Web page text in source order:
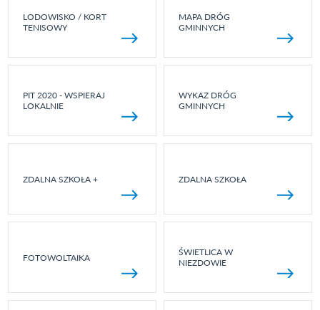
LODOWISKO / KORT
TENISOWY
MAPA DRÓG
GMINNYCH
PIT 2020 - WSPIERAJ
LOKALNIE
WYKAZ DRÓG
GMINNYCH
ZDALNA SZKOŁA + ZDALNA SZKOŁA
FOTOWOLTAIKA
ŚWIETLICA W
NIEZDOWIE